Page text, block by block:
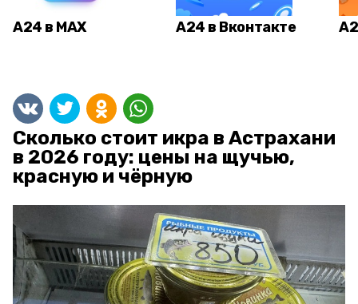
А24 в MAX А24 в Вконтакте
Сколько стоит икра в Астрахани
в 2026 году: цены на щучью,
красную и чёрную